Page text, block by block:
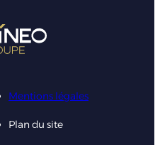
Mentions légales
Plan du site